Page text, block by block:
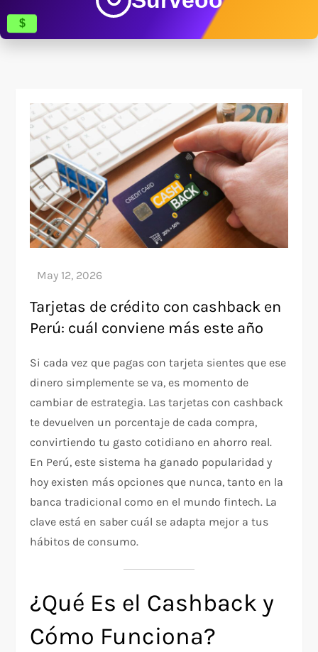
$
Tarjetas de crédito con cashback en
Perú: cuál conviene más este año
Si cada vez que pagas con tarjeta sientes que ese
dinero simplemente se va, es momento de
cambiar de estrategia. Las tarjetas con cashback
te devuelven un porcentaje de cada compra,
convirtiendo tu gasto cotidiano en ahorro real.
En Perú, este sistema ha ganado popularidad y
hoy existen más opciones que nunca, tanto en la
banca tradicional como en el mundo fintech. La
clave está en saber cuál se adapta mejor a tus
hábitos de consumo.
¿Qué Es el Cashback y
Cómo Funciona?